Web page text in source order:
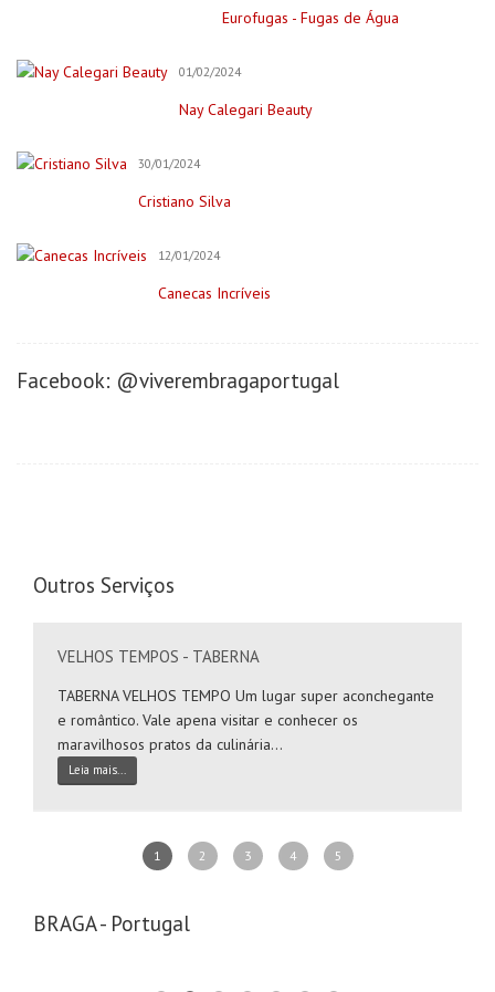
Bolos
Decorações e Espaços
Fitness
Cafeterias/Lachonetes
Apoio a Maternidade
Clínica do Desenvolvimento
Clínica Terapêutica
Cosméticos
Fisioterapeuta-Quiropraxia
Serviços Especializados
Advogados/Escritório de Advocacia
Eurofugas - Fugas de Água
01/02/2024
Nay Calegari Beauty
30/01/2024
Cristiano Silva
12/01/2024
Canecas Incríveis
Facebook: @viverembragaportugal
Outros Serviços
VELHOS TEMPOS - TABERNA
TABERNA VELHOS TEMPO Um lugar super aconchegante
e romântico. Vale apena visitar e conhecer os
maravilhosos pratos da culinária...
Leia mais...
1 2 3 4 5
BRAGA - Portugal